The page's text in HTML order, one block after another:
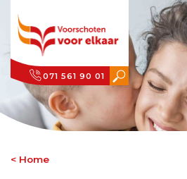
071 561 90 01
Home